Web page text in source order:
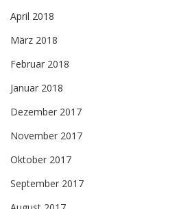
April 2018
März 2018
Februar 2018
Januar 2018
Dezember 2017
November 2017
Oktober 2017
September 2017